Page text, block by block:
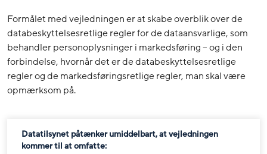
Formålet med vejledningen er at skabe overblik over de
databeskyttelsesretlige regler for de dataansvarlige, som
behandler personoplysninger i markedsføring – og i den
forbindelse, hvornår det er de databeskyttelsesretlige
regler og de markedsføringsretlige regler, man skal være
opmærksom på.
Datatilsynet påtænker umiddelbart, at vejledningen
kommer til at omfatte: